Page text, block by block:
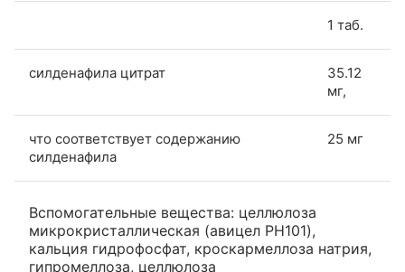
1 таб.
силденафила цитрат
35.12
мг,
что соответствует содержанию
силденафила
25 мг
Вспомогательные вещества: целлюлоза
микрокристаллическая (авицел PH101),
кальция гидрофосфат, кроскармеллоза натрия,
гипромеллоза, целлюлоза